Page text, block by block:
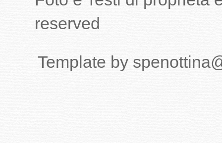
reserved
Template by